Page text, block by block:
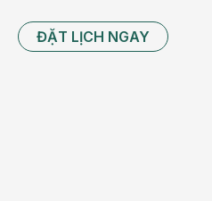
Chướng bụngbuồn nôn
của bệnh đau dạ dày và rối
ĐẶT LỊCH NGAY